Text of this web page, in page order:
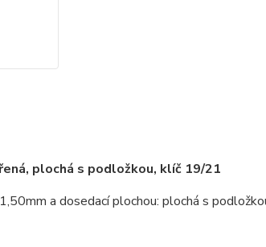
plochá s podložkou, klíč 19/21
a dosedací plochou: plochá s